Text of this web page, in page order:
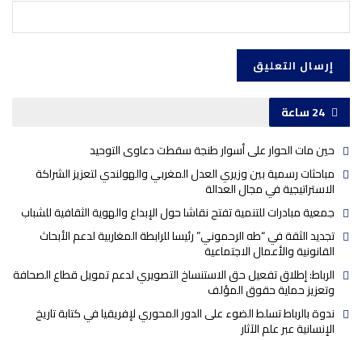
24 ساعة
حين مات الحوار على أسوار طنجة سقطت دعاوى التوحيد
مباحثات رسمية بين وزيري العدل المغربي والهولندي لتعزيز الشراكة
الاستراتيجية في مجال العدالة
جمعية مبادرات للتنمية تفتح نقاشا حول الإبداع والهوية الثقافية للشباب
تجديد الثقة في “طه الرحموني” رئيسا للرابطة المغاربية لدعم الأبحاث
القانونية والأعمال الاجتماعية
الرباط: إطلاق تفعيل حق الاستنساخ التصويري لدعم تمويل قطاع الصحافة
وتعزيز حماية حقوق المؤلف
ندوة بالرباط تسلط الضوء على الدور المحوري لإفريقيا في كتابة تاريخ
الإنسانية عبر علم الآثار